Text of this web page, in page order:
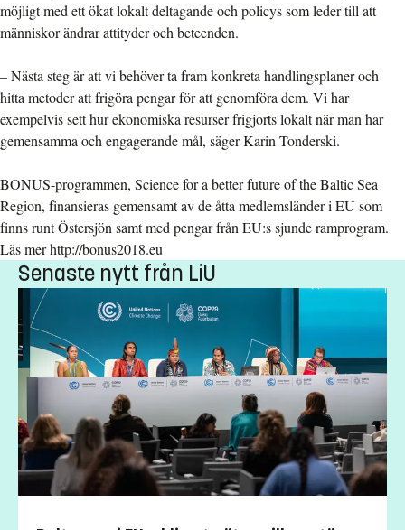
möjligt med ett ökat lokalt deltagande och policys som leder till att
människor ändrar attityder och beteenden.
– Nästa steg är att vi behöver ta fram konkreta handlingsplaner och
hitta metoder att frigöra pengar för att genomföra dem. Vi har
exempelvis sett hur ekonomiska resurser frigjorts lokalt när man har
gemensamma och engagerande mål, säger Karin Tonderski.
BONUS-programmen, Science for a better future of the Baltic Sea
Region, finansieras gemensamt av de åtta medlemsländer i EU som
finns runt Östersjön samt med pengar från EU:s sjunde ramprogram.
Läs mer http://bonus2018.eu
Senaste nytt från LiU